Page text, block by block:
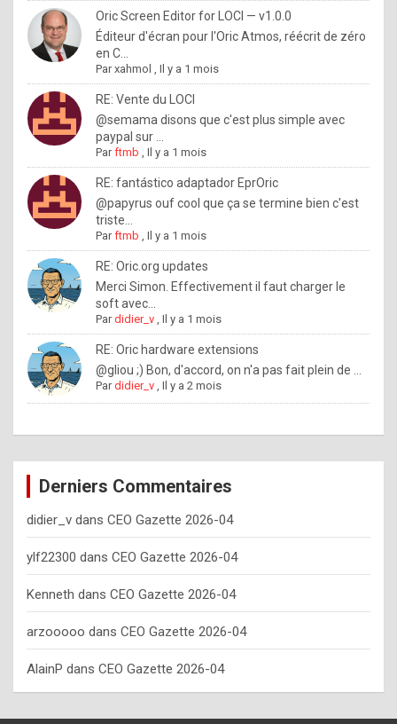
o
u
w
a
n
t
o
n
o
w
h
o
w
o
e
y
o
u
s
h
o
Oric Screen Editor for LOCI — v1.0.0
Éditeur d'écran pour l'Oric Atmos, réécrit de zéro
en C...
Parxahmol ,Il y a 1 mois
RE: Vente du LOCI
@semama disons que c'est plus simple avec
paypal sur ...
Parftmb ,Il y a 1 mois
RE: fantástico adaptador EprOric
@papyrus ouf cool que ça se termine bien c'est
triste...
Parftmb ,Il y a 1 mois
RE: Oric.org updates
Merci Simon. Effectivement il faut charger le
soft avec...
Pardidier_v ,Il y a 1 mois
RE: Oric hardware extensions
@gliou ;) Bon, d'accord, on n'a pas fait plein de ...
Pardidier_v ,Il y a 2 mois
Derniers Commentaires
didier_v dans CEO Gazette 2026-04
ylf22300 dans CEO Gazette 2026-04
Kenneth dans CEO Gazette 2026-04
arzooooo dans CEO Gazette 2026-04
AlainP dans CEO Gazette 2026-04